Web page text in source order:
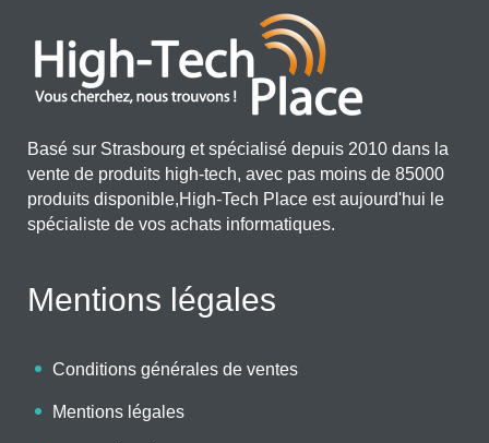
Basé sur Strasbourg et spécialisé depuis 2010 dans la
vente de produits high-tech, avec pas moins de 85000
produits disponible,High-Tech Place est aujourd'hui le
spécialiste de vos achats informatiques.
Mentions légales
Conditions générales de ventes
Mentions légales